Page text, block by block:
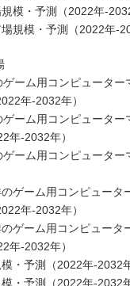
模・予測（2022年-
規模・予測（2022年-
ーム用コンピューター
年-2032年）
ーム用コンピューター
年-2032年）
ーム用コンピューター
ゲーム用コンピュータ
年-2032年）
ゲーム用コンピュータ
年-2032年）
・予測（2022年-2032年
・予測（2022年-2032年